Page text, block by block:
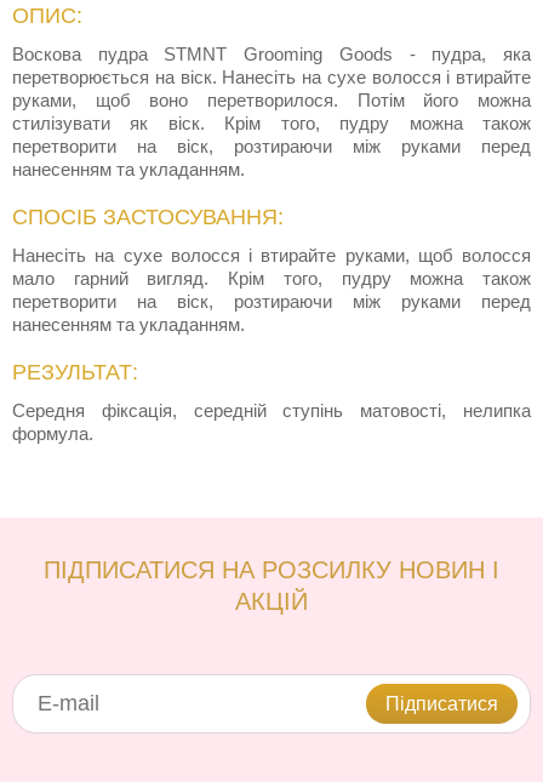
ОПИС:
Воскова пудра STMNT Grooming Goods - пудра, яка
перетворюється на віск. Нанесіть на сухе волосся і втирайте
руками, щоб воно перетворилося. Потім його можна
стилізувати як віск. Крім того, пудру можна також
перетворити на віск, розтираючи між руками перед
нанесенням та укладанням.
СПОСІБ ЗАСТОСУВАННЯ:
Нанесіть на сухе волосся і втирайте руками, щоб волосся
мало гарний вигляд. Крім того, пудру можна також
перетворити на віск, розтираючи між руками перед
нанесенням та укладанням.
РЕЗУЛЬТАТ:
Середня фіксація, середній ступінь матовості, нелипка
формула.
ПІДПИСАТИСЯ НА РОЗСИЛКУ НОВИН І
АКЦІЙ
Підписатися